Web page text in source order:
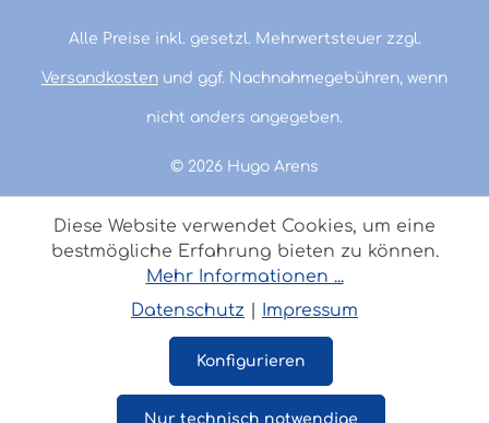
© 2026 Hugo Arens
Alle Preise inkl. gesetzl. Mehrwertsteuer zzgl.
Versandkosten und ggf. Nachnahmegebühren, wenn
nicht anders angegeben.
Diese Website verwendet Cookies, um eine
bestmögliche Erfahrung bieten zu können.
Mehr Informationen ...
Datenschutz
Impressum
Nur technisch notwendige
Konfigurieren